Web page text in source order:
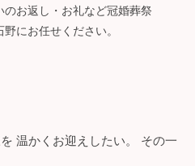
お返し・お礼など冠婚葬祭
にお任せください。
温かくお迎えしたい。 その一